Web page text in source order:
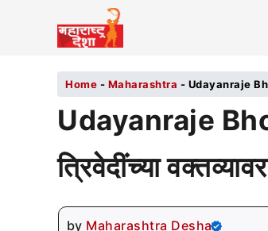
Home - Maharashtra - Udayanraje
Udayanraje
त्रिवेदींच्या
by Maharashtra Desha